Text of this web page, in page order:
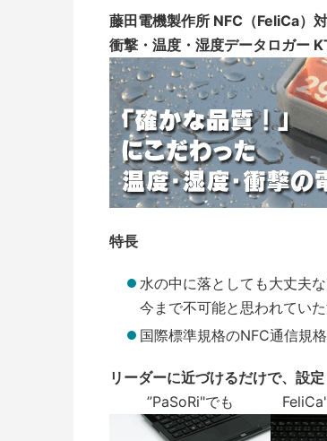
藤田電機製作所 NFC（FeliCa）
衝撃・温度・湿度データロガー
特長
水の中に落としても大丈夫
今まで不可能と思われてい
国際標準規格のNFC通信規
リーダーに近づけるだけで、設
”PaSoRi"でも